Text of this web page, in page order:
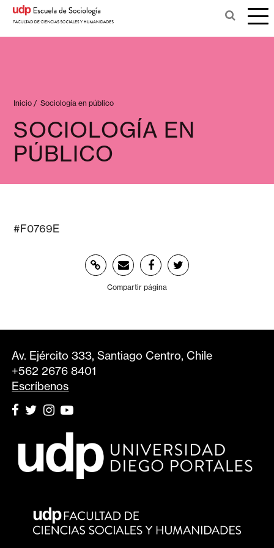
Inicio / Sociología en público
SOCIOLOGÍA EN
PÚBLICO
#F0769E
Compartir página
Av. Ejército 333, Santiago Centro, Chile
+562 2676 8401
Escríbenos